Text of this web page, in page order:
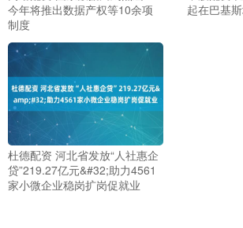
今年将推出数据产权等10余项
制度
起在巴基
杜德配资 河北省发放“人社惠企
贷”219.27亿元&#32;助力4561
家小微企业稳岗扩岗促就业